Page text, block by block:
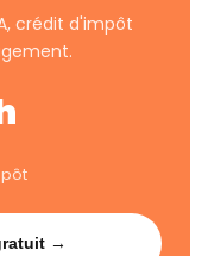
crédit d'impôt
→